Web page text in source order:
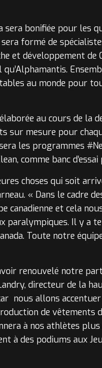
bonifiée pour les
formé de
et développement de
qu’Alphamantis.
au monde pour
au cours de la
sur mesure pour
les programmes
comme banc
choses qui soit
« Dans le cadre
canadienne et cela
paralympiques. Il y a
Toute notre
renouvelé notre
directeur de la
nous allons
de vêtements
à nos athlètes
à des podiums aux